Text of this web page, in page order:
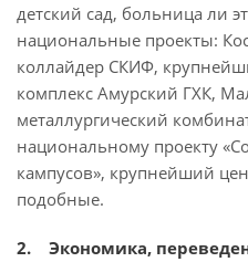
детский сад, больница ли
национальные проекты:
коллайдер СКИФ,
комплекс Амурский ГХК,
металлургический
национальному проекту
кампусов», крупнейший
подобные.
2. Экономика,